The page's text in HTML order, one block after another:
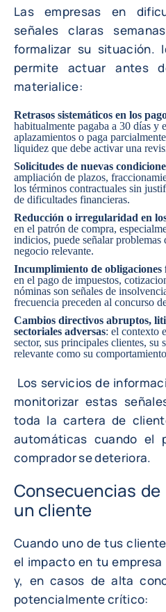
Las empresas en
señales claras
formalizar su situación.
permite actuar antes
materialice:
Retrasos sistemáticos en los
habitualmente pagaba a 30 días y
aplazamientos o paga
liquidez que debe activar una
Solicitudes de nuevas
ampliación de plazos,
los términos contractuales sin
de dificultades financieras.
Reducción o irregularidad en
en el patrón de compra,
indicios, puede señalar problemas
negocio relevante.
Incumplimiento de obligaciones
en el pago de impuestos,
nóminas son señales de
frecuencia preceden al concurso
Cambios directivos abruptos,
sectoriales adversas: el contexto
sector, sus principales clientes,
relevante como su
Los servicios de
monitorizar estas
toda la cartera de
automáticas cuando el
comprador se deteriora.
Consecuencias
un cliente
Cuando uno de tus
el impacto en tu
y, en casos de alta
potencialmente crítico: